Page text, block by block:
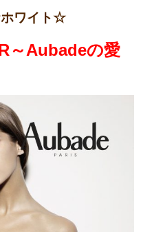
ワイト☆
～Aubadeの愛